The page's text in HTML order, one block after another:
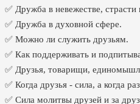
✅ Дружба в невежестве, страсти
✅ Дружба в духовной сфере.
✅ Можно ли служить друзьям.
✅ Как поддерживать и
✅ Друзья, товарищи,
✅ Когда друзья - сила, а когда
✅ Сила молитвы друзей и за